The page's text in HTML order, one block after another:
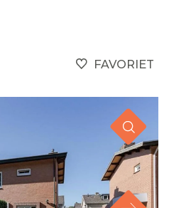
FAVORIET